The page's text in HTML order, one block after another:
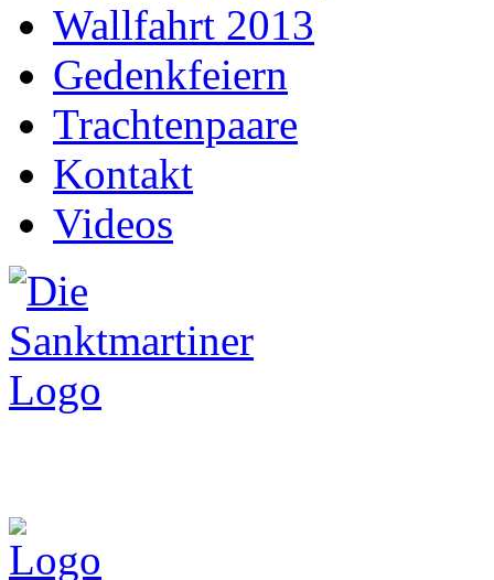
Wallfahrt 2013
Gedenkfeiern
Trachtenpaare
Kontakt
Videos